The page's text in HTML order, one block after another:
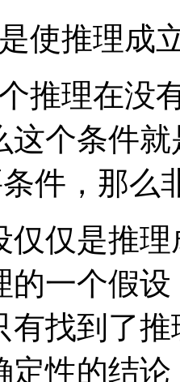
推理成
理在没有
这个条件
件，那
是推理
的一个假
有找到了
定性的结